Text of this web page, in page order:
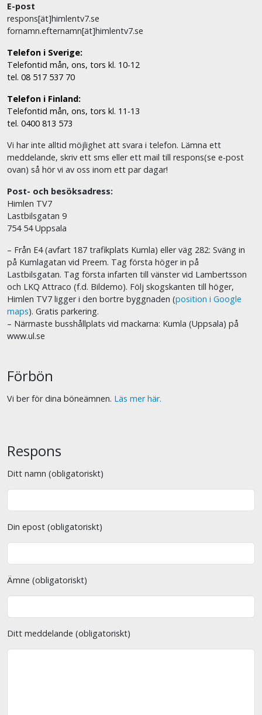
E-post
respons[ät]himlentv7.se
fornamn.efternamn[ät]himlentv7.se
Telefon i Sverige:
Telefontid mån, ons, tors kl. 10-12
tel. 08 517 537 70
Telefon i Finland:
Telefontid mån, ons, tors kl. 11-13
tel. 0400 813 573
Vi har inte alltid möjlighet att svara i telefon. Lämna ett
meddelande, skriv ett sms eller ett mail till respons(se e-post
ovan) så hör vi av oss inom ett par dagar!
Post- och besöksadress:
Himlen TV7
Lastbilsgatan 9
754 54 Uppsala
– Från E4 (avfart 187 trafikplats Kumla) eller väg 282: Sväng in
på Kumlagatan vid Preem. Tag första höger in på
Lastbilsgatan. Tag första infarten till vänster vid Lambertsson
och LKQ Attraco (f.d. Bildemo). Följ skogskanten till höger,
Himlen TV7 ligger i den bortre byggnaden (position i Google
maps). Gratis parkering.
– Närmaste busshållplats vid mackarna: Kumla (Uppsala) på
www.ul.se
Förbön
Vi ber för dina böneämnen. Läs mer här.
Respons
Ditt namn (obligatoriskt)
Din epost (obligatoriskt)
Ämne (obligatoriskt)
Ditt meddelande (obligatoriskt)